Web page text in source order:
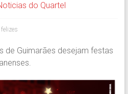
do Quartel
de Guimarães desejam festas